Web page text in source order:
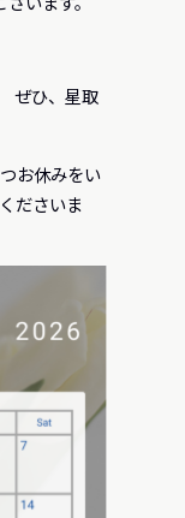
ぜひ、星取
お休みをい
ださいま